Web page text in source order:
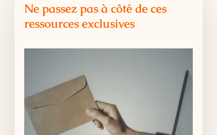
Ne passez pas à côté de ces
ressources exclusives